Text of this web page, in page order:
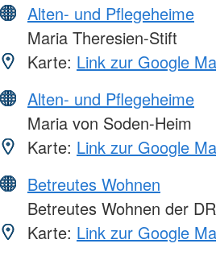
Alten- und Pflegeheime
Maria Theresien-Stift
Karte: Link zur Google
Alten- und Pflegeheime
Maria von Soden-Heim
Karte: Link zur Google
Betreutes Wohnen
Betreutes Wohnen der
Karte: Link zur Google